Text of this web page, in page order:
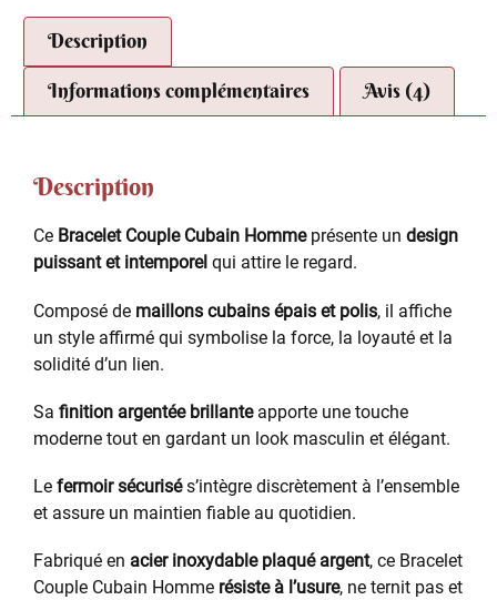
Description
Informations complémentaires Avis (4)
Description
Ce Bracelet Couple Cubain Hommeprésente un design
puissant et intemporel qui attire le regard.
Composé de maillons cubains épais et polis, il affiche
un style affirmé qui symbolise la force, la loyauté et la
solidité d’un lien.
Sa finition argentée brillanteapporte une touche
moderne tout en gardant un look masculin et élégant.
Le fermoir sécurisés’intègre discrètement à l’ensemble
et assure un maintien fiable au quotidien.
Fabriqué en acier inoxydable plaqué argent, ce Bracelet
Couple Cubain Homme résiste à l’usure, ne ternit pas et